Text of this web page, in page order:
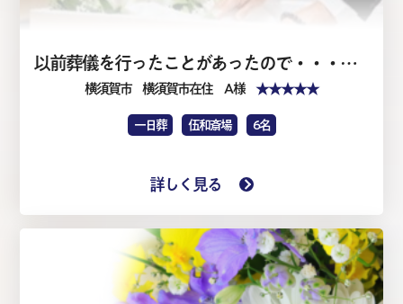
以前葬儀を行ったことがあったので・・・・家族葬1日（仏式）
横須賀市 横須賀市在住 A 様 ★★★★★
一日葬 伍和斎場 6名
詳しく見る